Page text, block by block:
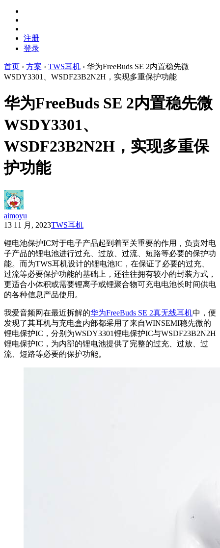
注册
登录
首页 › 方案 › TWS耳机 › 华为FreeBuds SE 2内置稳先微
WSDY3301、WSDF23B2N2H，实现多重保护功能
华为FreeBuds SE 2内置稳先微
WSDY3301、
WSDF23B2N2H，实现多重保
护功能
aimoyu
13 11 月, 2023TWS耳机
锂电池保护IC对于电子产品起到着至关重要的作用，负责对电
子产品的锂电池进行过充、过放、过流、短路等必要的保护功
能。而为TWS耳机设计的锂电池IC，在保证了必要的过充、
过流等必要保护功能的基础上，还往往拥有较小的封装方式，
更适合小体积或需要锂离子或锂聚合物可充电电池长时间供电
的各种信息产品使用。
我爱音频网在最近拆解的华为FreeBuds SE 2真无线耳机中，便
发现了其耳机与充电盒内部都采用了来自WINSEMI稳先微的
锂电保护IC，分别为WSDY3301锂电保护IC与WSDF23B2N2H
锂电保护IC，为内部的锂电池提供了完整的过充、过放、过
流、短路等必要的保护功能。